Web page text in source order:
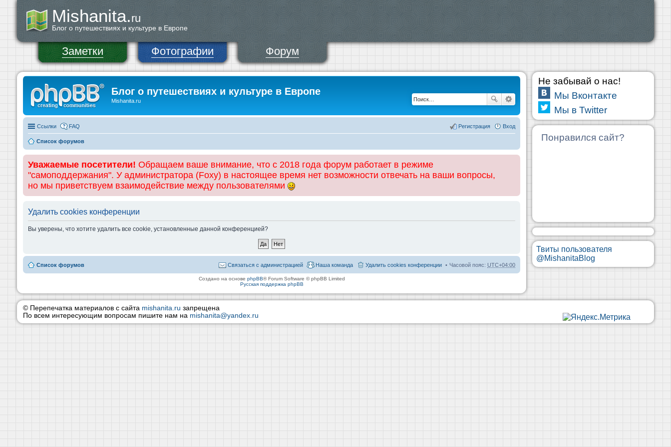
Mishanita.ru
Блог о путешествиях и культуре в Европе
Заметки Фотографии Форум
Блог о путешествиях и культуре в Европе
Mishanita.ru
Ссылки FAQ Вход
Регистрация
Список форумов
Уважаемые посетители! Обращаем ваше внимание, что с 2018 года форум работает в режиме
"самоподдержания". У администратора (Foxy) в настоящее время нет возможности отвечать на ваши вопросы,
но мы приветствуем взаимодействие между пользователями
Удалить cookies конференции
Вы уверены, что хотите удалить все cookie, установленные данной конференцией?
Список форумов Часовой пояс: UTC+04:00
Удалить cookies конференции
Наша команда
Связаться с администрацией
Создано на основе phpBB® Forum Software © phpBB Limited
Русская поддержка phpBB
Не забывай о нас!
Мы Вконтакте
Мы в Twitter
Понравился сайт?
Твиты пользователя
@MishanitaBlog
© Перепечатка материалов с сайта mishanita.ru запрещена
По всем интересующим вопросам пишите нам на mishanita@yandex.ru